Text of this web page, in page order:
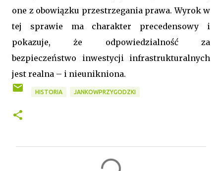
one z obowiązku przestrzegania prawa. Wyrok w
tej sprawie ma charakter precedensowy i
pokazuje, że odpowiedzialność za
bezpieczeństwo inwestycji infrastrukturalnych
jest realna – i nieunikniona.
HISTORIA JANKOWPRZYGODZKI